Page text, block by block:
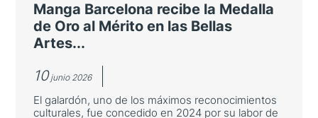
Iberia
Manga Barcelona recibe la Medalla
de Oro al Mérito en las Bellas
Artes...
10junio 2026
El galardón, uno de los máximos reconocimientos
culturales, fue concedido en 2024 por su labor de